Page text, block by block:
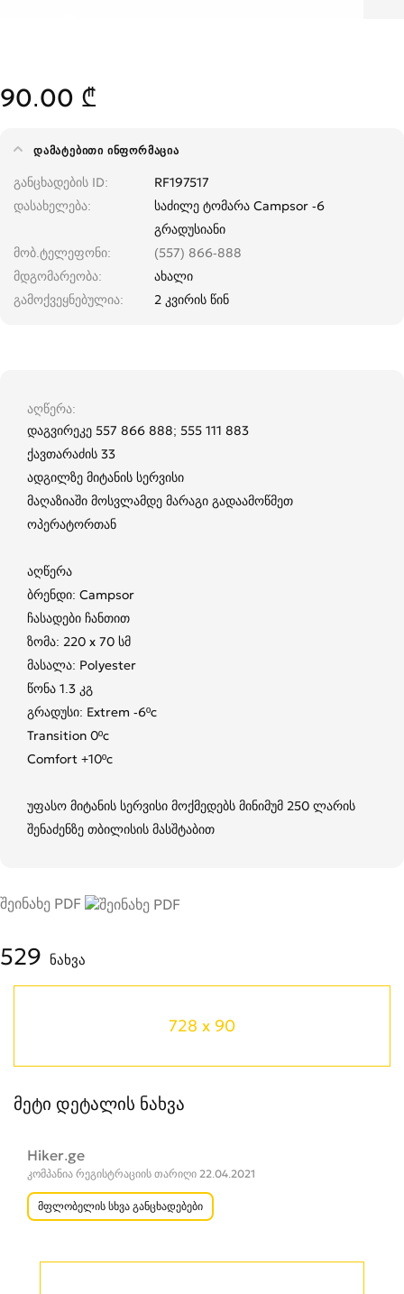
90.00 ₾
ᲓᲐᲛᲐᲢᲔᲑᲘᲗᲘ ᲘᲜᲤᲝᲠᲛᲐᲪᲘᲐ
განცხადების ID
RF197517
დასახელება
საძილე ტომარა Campsor -6
გრადუსიანი
მობ.ტელეფონი
(557) 866-888
მდგომარეობა
ახალი
გამოქვეყნებულია
2 კვირის წინ
აღწერა
დაგვირეკე 557 866 888; 555 111 883
ქავთარაძის 33
ადგილზე მიტანის სერვისი
მაღაზიაში მოსვლამდე მარაგი გადაამოწმეთ
ოპერატორთან
აღწერა
ბრენდი: Campsor
ჩასადები ჩანთით
ზომა: 220 x 70 სმ
მასალა: Polyester
წონა 1.3 კგ
გრადუსი: Extrem -6ºc
Transition 0ºc
Comfort +10ºc
უფასო მიტანის სერვისი მოქმედებს მინიმუმ 250 ლარის
შენაძენზე თბილისის მასშტაბით
შეინახე PDF
529 ნახვა
728 x 90
მეტი დეტალის ნახვა
Hiker.ge
კომპანია რეგისტრაციის თარიღი 22.04.2021
მფლობელის სხვა განცხადებები